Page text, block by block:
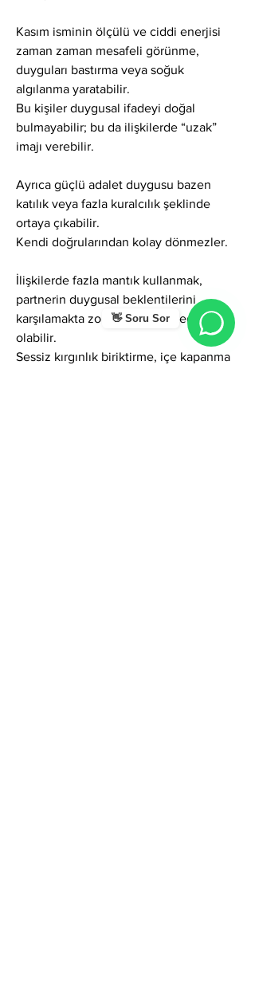
👋 Soru Sor
Kasım isminin ölçülü ve ciddi enerjisi
zaman zaman mesafeli görünme,
duyguları bastırma veya soğuk
algılanma yaratabilir.
Bu kişiler duygusal ifadeyi doğal
bulmayabilir; bu da ilişkilerde “uzak”
imajı verebilir.
Ayrıca güçlü adalet duygusu bazen
katılık veya fazla kuralcılık şeklinde
ortaya çıkabilir.
Kendi doğrularından kolay dönmezler.
İlişkilerde fazla mantık kullanmak,
partnerin duygusal beklentilerini
karşılamakta zorlanmalarına neden
olabilir.
Sessiz kırgınlık biriktirme, içe kapanma